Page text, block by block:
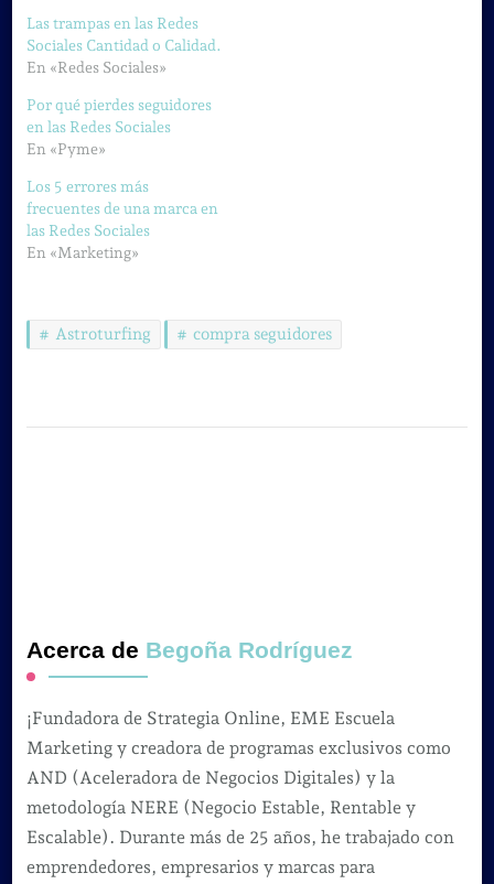
Las trampas en las Redes
Sociales Cantidad o Calidad.
En «Redes Sociales»
Por qué pierdes seguidores
en las Redes Sociales
En «Pyme»
Los 5 errores más
frecuentes de una marca en
las Redes Sociales
En «Marketing»
Astroturfing compra seguidores
Acerca de Begoña Rodríguez
¡Fundadora de Strategia Online, EME Escuela
Marketing y creadora de programas exclusivos como
AND (Aceleradora de Negocios Digitales) y la
metodología NERE (Negocio Estable, Rentable y
Escalable). Durante más de 25 años, he trabajado con
emprendedores, empresarios y marcas para